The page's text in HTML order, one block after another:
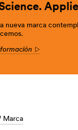
nueva marca
Marca